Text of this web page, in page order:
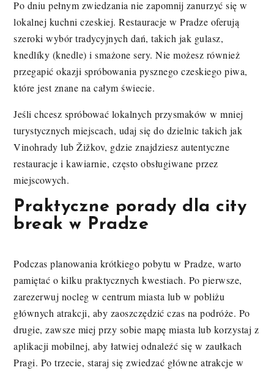
Po dniu pełnym zwiedzania nie zapomnij zanurzyć się w
lokalnej kuchni czeskiej. Restauracje w Pradze oferują
szeroki wybór tradycyjnych dań, takich jak gulasz,
knedlíky (knedle) i smażone sery. Nie możesz również
przegapić okazji spróbowania pysznego czeskiego piwa,
które jest znane na całym świecie.
Jeśli chcesz spróbować lokalnych przysmaków w mniej
turystycznych miejscach, udaj się do dzielnic takich jak
Vinohrady lub Žižkov, gdzie znajdziesz autentyczne
restauracje i kawiarnie, często obsługiwane przez
miejscowych.
Praktyczne porady dla city
break w Pradze
Podczas planowania krótkiego pobytu w Pradze, warto
pamiętać o kilku praktycznych kwestiach. Po pierwsze,
zarezerwuj nocleg w centrum miasta lub w pobliżu
głównych atrakcji, aby zaoszczędzić czas na podróże. Po
drugie, zawsze miej przy sobie mapę miasta lub korzystaj z
aplikacji mobilnej, aby łatwiej odnaleźć się w zaułkach
Pragi. Po trzecie, staraj się zwiedzać główne atrakcje w